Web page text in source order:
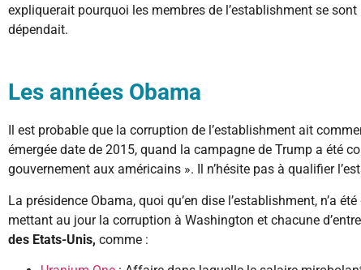
expliquerait pourquoi les membres de l’establishment se
dépendait.
Les années Obama
Il est probable que la corruption de l’establishment ait
émergée date de 2015, quand la campagne de Trump a été
gouvernement aux américains ». Il n’hésite pas à qualifier
La présidence Obama, quoi qu’en dise l’establishment, n’a
mettant au jour la corruption à Washington et chacune
des Etats-Unis, comme :